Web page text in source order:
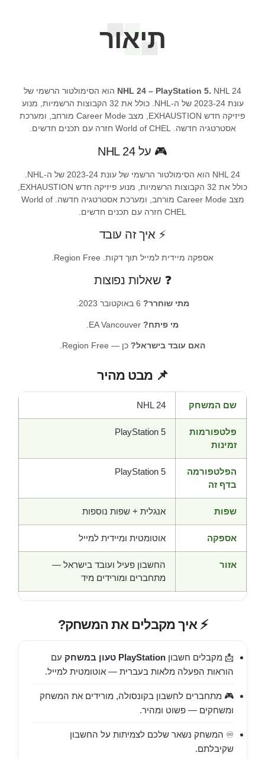
תיאור
NHL 24 – PlayStation 5. NHL 24 הוא הסימולטור הרשמי של
עונת 2023-24 של ה-NHL. כולל את 32 הקבוצות הרשמיות, מנוע
פיזיקה חדש EXHAUSTION, מצב Career Mode מורחב, ומערכת
אסטרטגיה חדשה. World of CHEL חזרה עם תכנים חדשים.
🎮 על NHL 24
מצב Career Mode מורחב, ומערכת אסטרטגיה חדשה. World of
CHEL חזרה עם תכנים חדשים.
⚡ איך זה עובד
אספקה מיידית למייל תוך דקות. Region Free.
❓ שאלות נפוצות
מתי שוחרר?
מי פיתח?
האם עובד בישראל? כן — Region Free.
📌 מבט מהיר
שם המשחק NHL 24
פלטפורמות
זמינות
PlayStation 5
הפלטפורמה
בדף זה
PlayStation 5
שפות אנגלית + שפות נוספות
אספקה אוטומטית ומיידית למייל
אזור
החשבון פעיל ועובד בישראל —
מתחברים ומורידים מיד
⚡ איך מקבלים את המשחק?
📩 מקבלים חשבון PlayStation טעון במשחק
עם
הוראות הפעלה מלאות בעברית — אוטומטית למייל.
🎮 מתחברים לחשבון בקונסולה, מורידים את המשחק
ומשחקים — פשוט ומהיר.
♾️ המשחק נשאר שלכם לצמיתות על החשבון
שקיבלתם.